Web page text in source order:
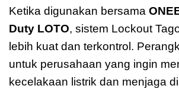
Ketika digunakan bersama
Duty LOTO, sistem Lockout
lebih kuat dan terkontrol.
untuk perusahaan yang ingin
kecelakaan listrik dan menjaga